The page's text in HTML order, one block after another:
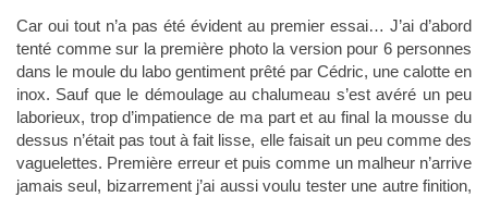
Car oui tout n’a pas été évident au premier essai… J’ai d’abord
tenté comme sur la première photo la version pour 6 personnes
dans le moule du labo gentiment prêté par Cédric, une calotte en
inox. Sauf que le démoulage au chalumeau s’est avéré un peu
laborieux, trop d’impatience de ma part et au final la mousse du
dessus n’était pas tout à fait lisse, elle faisait un peu comme des
vaguelettes. Première erreur et puis comme un malheur n’arrive
jamais seul, bizarrement j’ai aussi voulu tester une autre finition,